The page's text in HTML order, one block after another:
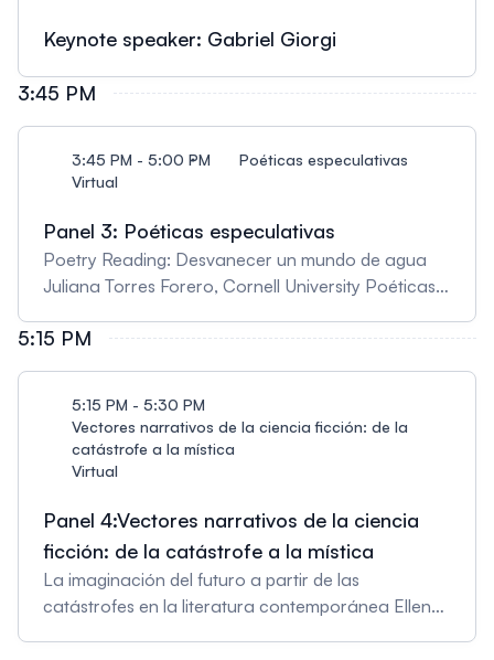
Oliveira, Universidade de São Paulo (USP) O
sua potência imagina-criativa Lucas Lins,
afrodiaspórica Karen de Andrade, Universidade
Estadual de Campinas
Keynote speaker: Gabriel Giorgi
3:45 PM
3:45 PM - 5:00 PM
Poéticas especulativas
Virtual
Panel 3: Poéticas especulativas
Poetry Reading: Desvanecer un mundo de agua
Juliana Torres Forero, Cornell University Poéticas
ecología y otros futuros posibles desde los Sures
Rosa Berbel, Universidad de Granada El futuro es
Paula Andrea Altafulla Dorado Estructuralismo
chamánico: de la “antropología especulativa” a la
poesía perspectivista David Iruela Toro, University
5:15 PM
5:15 PM - 5:30 PM
Vectores narrativos de la ciencia ficción: de la
catástrofe a la mística
Virtual
Panel 4:Vectores narrativos de la ciencia
ficción: de la catástrofe a la mística
La imaginación del futuro a partir de las
catástrofes en la literatura contemporánea Ellen